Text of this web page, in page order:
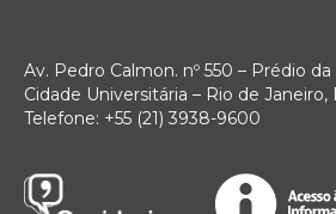
Av. Pedro Calmon. nº 550 – Prédio da
Cidade Universitária – Rio de Janeiro,
Telefone: +55 (21) 3938-9600